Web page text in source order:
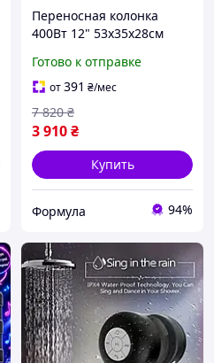
Переносная колонка
400Вт 12" 53х35х28см
Беспроводная
портативная колонка с
ручкой на колесах и
подсветкой
Готово к отправке
от391 ₴/мес
3 910₴
7 820 ₴
Купить
Формула 94%